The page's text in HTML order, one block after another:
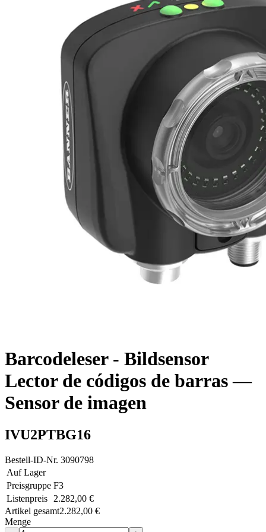
Barcodeleser - Bildsensor
Lector de códigos de barras —
Sensor de imagen
IVU2PTBG16
Bestell-ID-Nr. 3090798
Auf Lager
Preisgruppe F3
Listenpreis
2.282,00 €
Artikel gesamt2.282,00 €
Menge